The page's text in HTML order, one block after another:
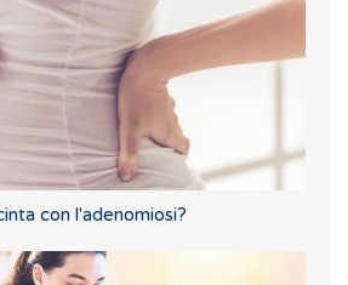
con l'adenomiosi?